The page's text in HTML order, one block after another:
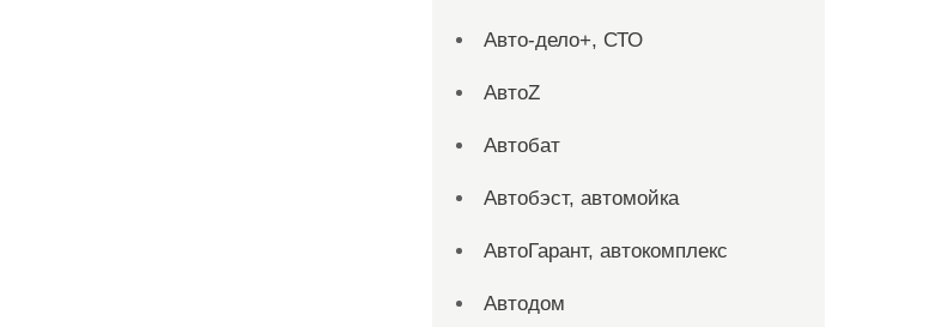
Авто-дело+, СТО
АвтоZ
Автобат
Автобэст, автомойка
АвтоГарант, автокомплекс
Автодом